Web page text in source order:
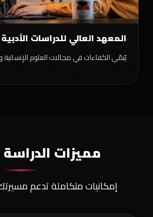
المعهد العالي للدراسات الأدبية
يُنمّي الكفاءات في مجالات العلوم الإنسانية
مميزات الدراسة
إمكانيات متكاملة تدعم